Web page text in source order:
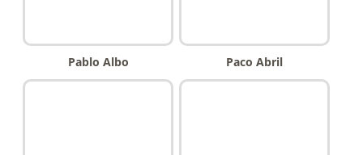
Pablo Albo Paco Abril